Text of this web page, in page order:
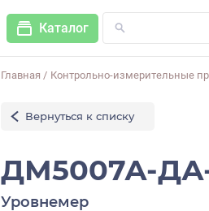
Каталог
Главная / Контрольно-измерительные
Вернуться к списку
ДМ5007А-
Уровнемер